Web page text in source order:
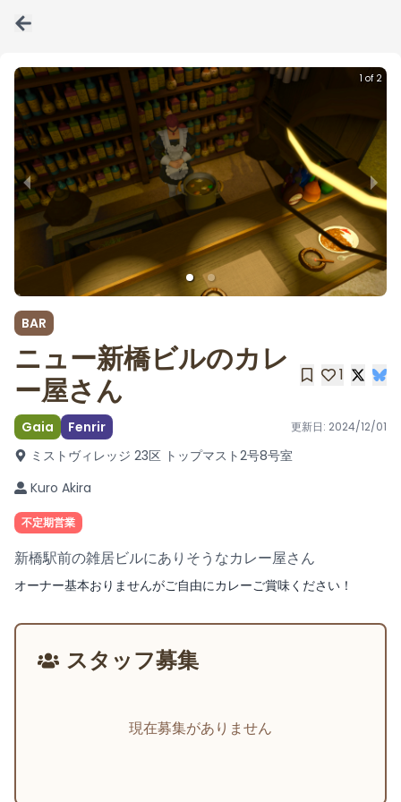
1 of 2
BAR
ニュー新橋ビルのカレ
ー屋さん
1
Gaia Fenrir 更新日: 2024/12/01
ミストヴィレッジ 23区 トップマスト2号8号室
Kuro Akira
不定期営業
新橋駅前の雑居ビルにありそうなカレー屋さん
オーナー基本おりませんがご自由にカレーご賞味ください！
スタッフ募集
現在募集がありません